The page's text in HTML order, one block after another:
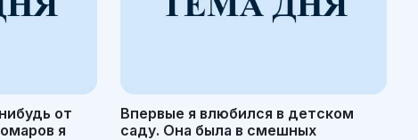
от
я
Впервые я влюбился в детском
саду. Она была в смешных